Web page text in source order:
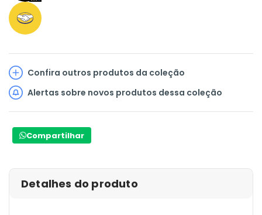
Confira outros produtos da coleção
Alertas sobre novos produtos dessa coleção
Compartilhar
Detalhes do produto